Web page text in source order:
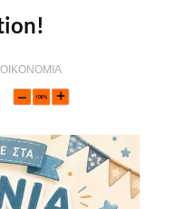
ΟΙΚΟΝΟΜΙΑ